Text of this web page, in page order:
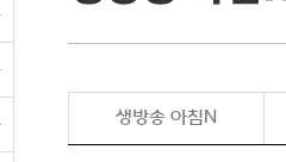
보은
옥천
시청자 FLEX
특집프로그램
생방송 아침N